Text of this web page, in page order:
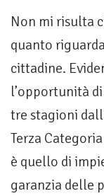
Non mi risulta
quanto
cittadine.
l’opportunità
tre stagioni
Terza
è quello di
garanzia delle